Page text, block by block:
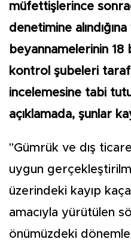
müfettişlerince
denetimine
beyannamelerinin
kontrol şubeleri
incelemesine tabi
açıklamada, şunlar
"Gümrük ve dış
uygun
üzerindeki kayıp
amacıyla yürütülen
önümüzdeki